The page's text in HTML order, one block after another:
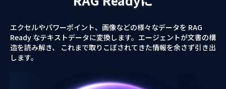
エクセルやパワーポイント、画像などの様々なデータを RAG
Ready なテキストデータに変換します。エージェントが文書の構
造を読み解き、 これまで取りこぼされてきた情報を余さず引き出
します。